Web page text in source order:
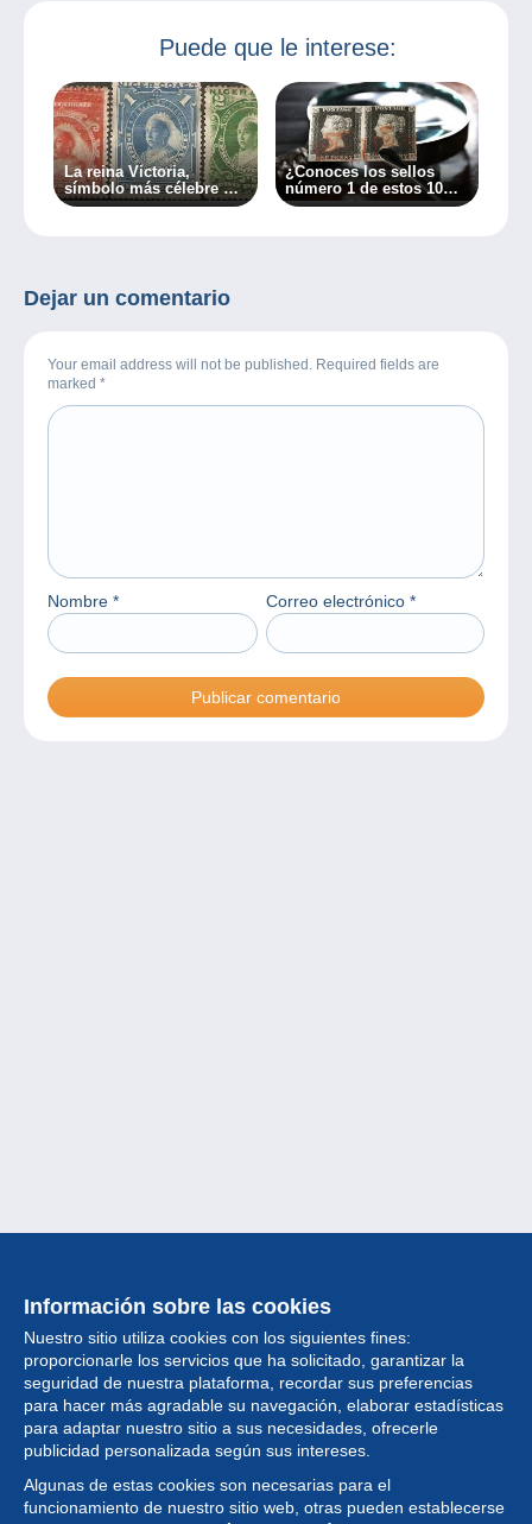
Puede que le interese:
La reina Victoria,
símbolo más célebre del
mundo de la filatelia
¿Conoces los sellos
número 1 de estos 10
países?
Dejar un comentario
Your email address will not be published. Required fields are
marked *
Nombre * Correo electrónico *
Información sobre las cookies
Nuestro sitio utiliza cookies con los siguientes fines:
proporcionarle los servicios que ha solicitado, garantizar la
seguridad de nuestra plataforma, recordar sus preferencias
para hacer más agradable su navegación, elaborar estadísticas
para adaptar nuestro sitio a sus necesidades, ofrecerle
publicidad personalizada según sus intereses.
Algunas de estas cookies son necesarias para el
funcionamiento de nuestro sitio web, otras pueden establecerse
Colección
Noticias